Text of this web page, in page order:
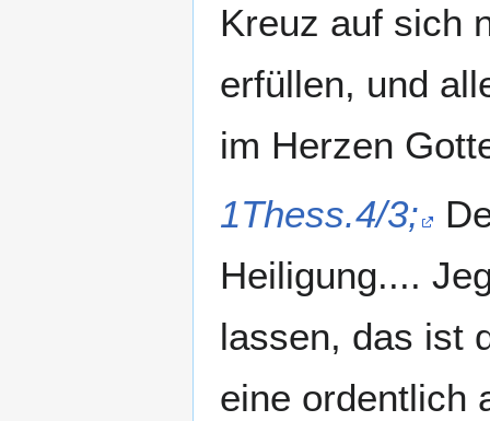
Kreuz auf sich
erfüllen, und
im Herzen
1Thess.4/3;
Heiligung....
lassen, das ist
eine ordentlich